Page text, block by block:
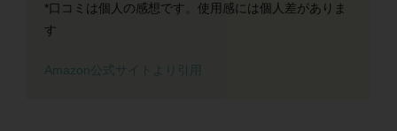
*口コミは個人の感想です。使用感には個人差がありま
す
Amazon公式サイトより引用